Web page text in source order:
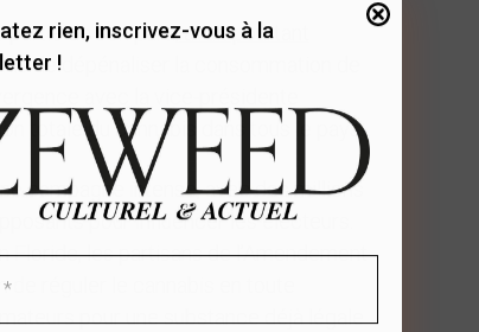
partie de son parti,avait pourtant
de dépénaliser la consommation de
avec la vice-présidente
totale du cannabis dans tous le pays.
campagne intense, avec des millions
pour influencer les électeurs.
les partisans de l’Amendement
réguler le cannabis en toute
pour une substance déjà légale
!